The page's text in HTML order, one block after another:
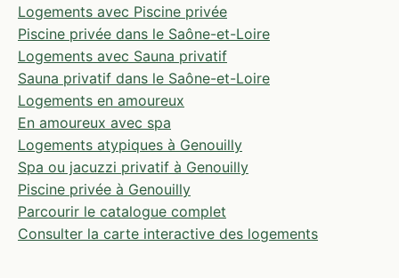
Logements avec Piscine privée
Piscine privée dans le Saône-et-Loire
Logements avec Sauna privatif
Sauna privatif dans le Saône-et-Loire
Logements en amoureux
En amoureux avec spa
Logements atypiques à Genouilly
Spa ou jacuzzi privatif à Genouilly
Piscine privée à Genouilly
Parcourir le catalogue complet
Consulter la carte interactive des logements